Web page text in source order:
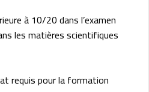
à 10/20 dans l’examen
les matières scientifiques
requis pour la formation